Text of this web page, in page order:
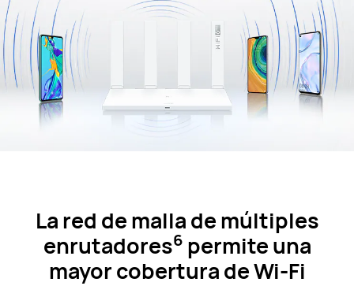
La red de malla de múltiples
enrutadores6 permite una
mayor cobertura de Wi-Fi